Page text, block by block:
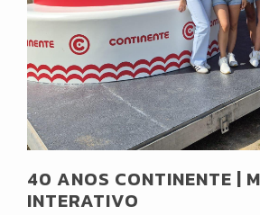
40 ANOS CONTINENTE |
INTERATIVO